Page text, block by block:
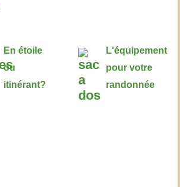
En étoile
ou
itinérant?
L'équipement
pour votre
randonnée